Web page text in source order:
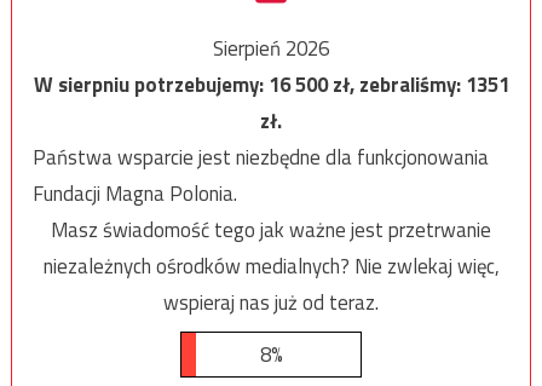
Sierpień 2026
W sierpniu potrzebujemy:16 500zł, zebraliśmy:1351
zł.
Państwa wsparcie jest niezbędne dla funkcjonowania
Fundacji Magna Polonia.
Masz świadomość tego jak ważne jest przetrwanie
niezależnych ośrodków medialnych? Nie zwlekaj więc,
wspieraj nas już od teraz.
8%